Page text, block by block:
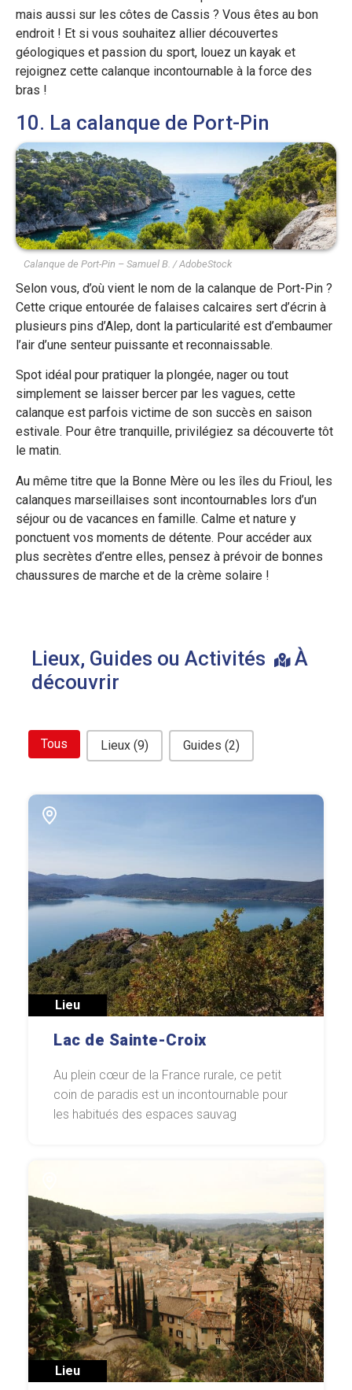
mais aussi sur les côtes de Cassis ? Vous êtes au bon
endroit ! Et si vous souhaitez allier découvertes
géologiques et passion du sport, louez un kayak et
rejoignez cette calanque incontournable à la force des
bras !
10. La calanque de Port-Pin
Calanque de Port-Pin – Samuel B. / AdobeStock
Selon vous, d’où vient le nom de la calanque de Port-Pin ?
Cette crique entourée de falaises calcaires sert d’écrin à
plusieurs pins d’Alep, dont la particularité est d’embaumer
l’air d’une senteur puissante et reconnaissable.
Spot idéal pour pratiquer la plongée, nager ou tout
simplement se laisser bercer par les vagues, cette
calanque est parfois victime de son succès en saison
estivale. Pour être tranquille, privilégiez sa découverte tôt
le matin.
Au même titre que la Bonne Mère ou les îles du Frioul, les
calanques marseillaises sont incontournables lors d’un
séjour ou de vacances en famille. Calme et nature y
ponctuent vos moments de détente. Pour accéder aux
plus secrètes d’entre elles, pensez à prévoir de bonnes
chaussures de marche et de la crème solaire !
Lieux, Guides ou Activités
À
découvrir
bouton filtre related
Tous Lieux (9) Guides (2)
Lieu
Lac de Sainte-Croix
Au plein cœur de la France rurale, ce petit
coin de paradis est un incontournable pour
les habitués des espaces sauvag
Lieu